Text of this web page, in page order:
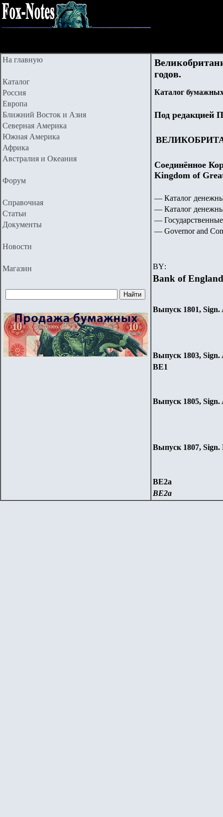
На главную
Каталог
Россия
Европа
Ближний Восток и Азия
Северная Америка
Южная Америка
Африка
Австралия и Океания
Форум
Справочная
Статьи
Документы
Новости
Магазин
годов.
Каталог
Под редакцией
Соединённое
Kingdom of
— Каталог
— Каталог
—
— Governor and
BY:
Bank of England
Выпуск 1801,
Выпуск 1803,
BE1
Выпуск 1805,
Выпуск 1807, Sign.
BE2a
BE2a